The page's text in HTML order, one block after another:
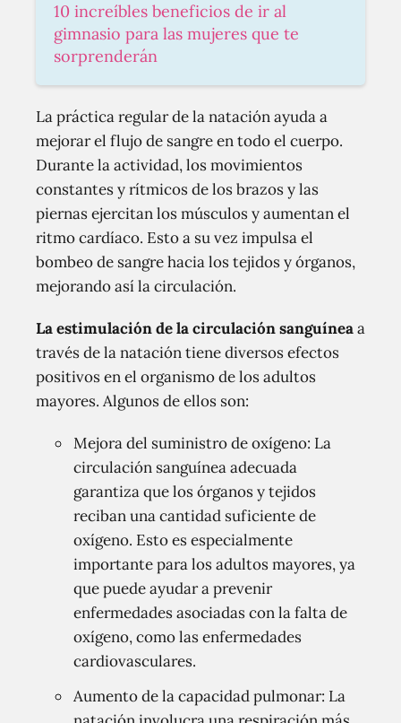
10 increíbles beneficios de ir al
gimnasio para las mujeres que te
sorprenderán
La práctica regular de la natación ayuda a
mejorar el flujo de sangre en todo el cuerpo.
Durante la actividad, los movimientos
constantes y rítmicos de los brazos y las
piernas ejercitan los músculos y aumentan el
ritmo cardíaco. Esto a su vez impulsa el
bombeo de sangre hacia los tejidos y órganos,
mejorando así la circulación.
La estimulación de la circulación sanguíneaa
través de la natación tiene diversos efectos
positivos en el organismo de los adultos
mayores. Algunos de ellos son:
Mejora del suministro de oxígeno: La
circulación sanguínea adecuada
garantiza que los órganos y tejidos
reciban una cantidad suficiente de
oxígeno. Esto es especialmente
importante para los adultos mayores, ya
que puede ayudar a prevenir
enfermedades asociadas con la falta de
oxígeno, como las enfermedades
cardiovasculares.
Aumento de la capacidad pulmonar: La